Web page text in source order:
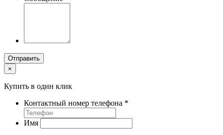
Отправить
×
Купить в один клик
Контактный номер телефона *
Имя